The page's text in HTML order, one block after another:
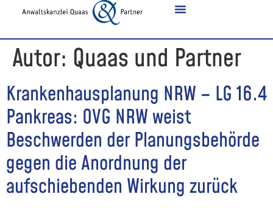
Autor: Quaas und Partner
Krankenhausplanung NRW – LG 16.4
Pankreas: OVG NRW weist
Beschwerden der Planungsbehörde
gegen die Anordnung der
aufschiebenden Wirkung zurück